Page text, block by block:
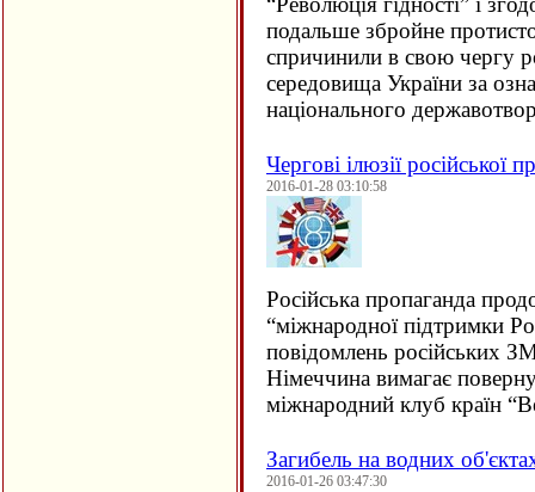
подальше збройне
спричинили в свою чергу
середовища України за
національного
Чергові ілюзії російської
2016-01-28 03:10:58
Російська пропаганда
“міжнародної підтримки
повідомлень російських
Німеччина вимагає
міжнародний клуб країн
Загибель на водних
2016-01-26 03:47:30